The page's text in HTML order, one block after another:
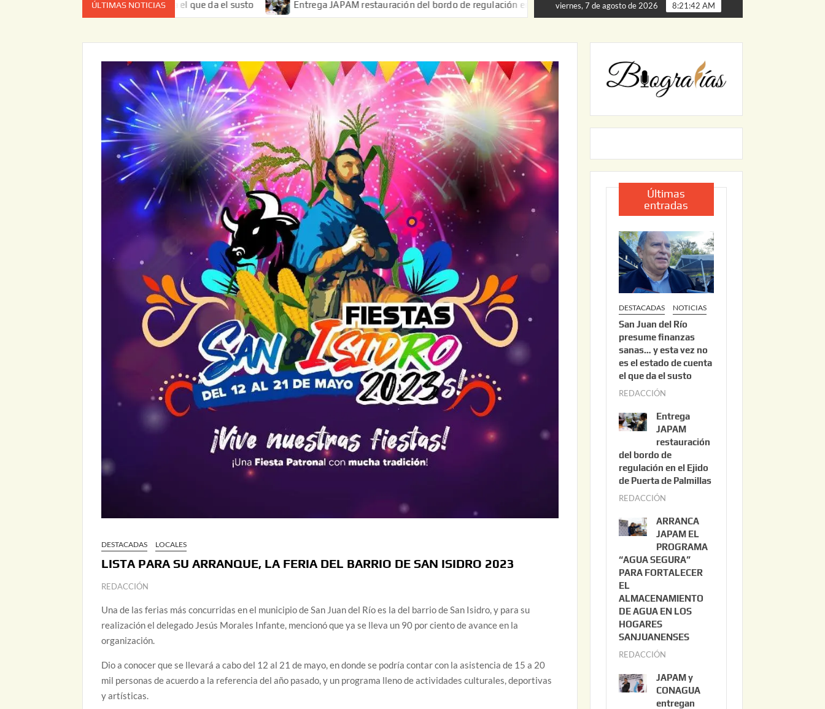
ÚLTIMAS NOTICIAS
el estado de cuenta el que da el susto Entrega JAPAM restauración del bordo de regulación en el Ejido de Puerta de Palmillas ARRANCA JAPAM EL PROGRAMA “AGUA
viernes, 7 de agosto de 2026 8:21:43 AM
DESTACADAS LOCALES
LISTA PARA SU ARRANQUE, LA FERIA DEL BARRIO DE SAN ISIDRO 2023
REDACCIÓN
Una de las ferias más concurridas en el municipio de San Juan del Río es la del barrio de San Isidro, y para su
realización el delegado Jesús Morales Infante, mencionó que ya se lleva un 90 por ciento de avance en la
organización.
Dio a conocer que se llevará a cabo del 12 al 21 de mayo, en donde se podría contar con la asistencia de 15 a 20
mil personas de acuerdo a la referencia del año pasado, y un programa lleno de actividades culturales, deportivas
y artísticas.
Últimas
entradas
DESTACADAS NOTICIAS
San Juan del Río
presume finanzas
sanas… y esta vez no
es el estado de cuenta
el que da el susto
REDACCIÓN
o
s
t
o
3
2
0
2
6
Entrega
JAPAM
restauración
del bordo de
regulación en el Ejido
de Puerta de Palmillas
REDACCIÓN
l
i
o
2
0
ARRANCA
JAPAM EL
PROGRAMA
“AGUA SEGURA”
PARA FORTALECER
EL
ALMACENAMIENTO
DE AGUA EN LOS
HOGARES
SANJUANENSES
REDACCIÓN
l
i
JAPAM y
CONAGUA
entregan